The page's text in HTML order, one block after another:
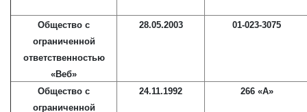
Общество с
ограниченной
ответственностью
«Веб»
28.05.2003 01-023-3075
Общество с
ограниченной
24.11.1992 266 «А»